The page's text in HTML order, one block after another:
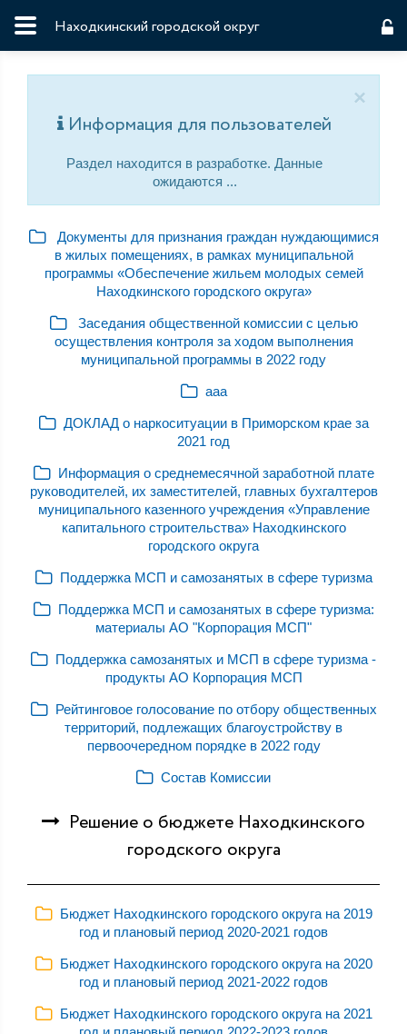
Находкинский городской округ
×
Информация для пользователей
Раздел находится в разработке. Данные
ожидаются ...
Документы для признания граждан нуждающимися
в жилых помещениях, в рамках муниципальной
программы «Обеспечение жильем молодых семей
Находкинского городского округа»
Заседания общественной комиссии с целью
осуществления контроля за ходом выполнения
муниципальной программы в 2022 году
ааа
ДОКЛАД о наркоситуации в Приморском крае за
2021 год
Информация о среднемесячной заработной плате
руководителей, их заместителей, главных бухгалтеров
муниципального казенного учреждения «Управление
капитального строительства» Находкинского
городского округа
Поддержка МСП и самозанятых в сфере туризма
Поддержка МСП и самозанятых в сфере туризма:
материалы АО "Корпорация МСП"
Поддержка самозанятых и МСП в сфере туризма -
продукты АО Корпорация МСП
Рейтинговое голосование по отбору общественных
территорий, подлежащих благоустройству в
первоочередном порядке в 2022 году
Состав Комиссии
Решение о бюджете Находкинского
городского округа
Бюджет Находкинского городского округа на 2019
год и плановый период 2020-2021 годов
Бюджет Находкинского городского округа на 2020
год и плановый период 2021-2022 годов
Бюджет Находкинского городского округа на 2021